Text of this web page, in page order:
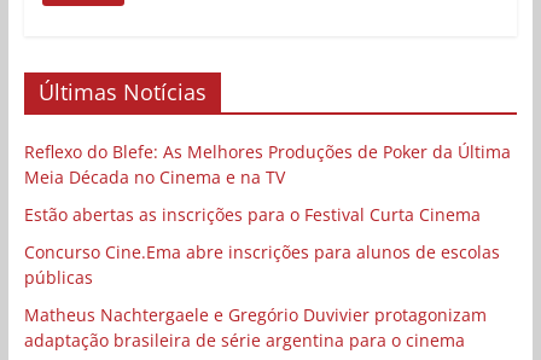
Últimas Notícias
Reflexo do Blefe: As Melhores Produções de Poker da Última
Meia Década no Cinema e na TV
Estão abertas as inscrições para o Festival Curta Cinema
Concurso Cine.Ema abre inscrições para alunos de escolas
públicas
Matheus Nachtergaele e Gregório Duvivier protagonizam
adaptação brasileira de série argentina para o cinema